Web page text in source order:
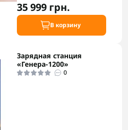
35 999 грн.
В корзину
Зарядная станция
«Генера-1200»
0